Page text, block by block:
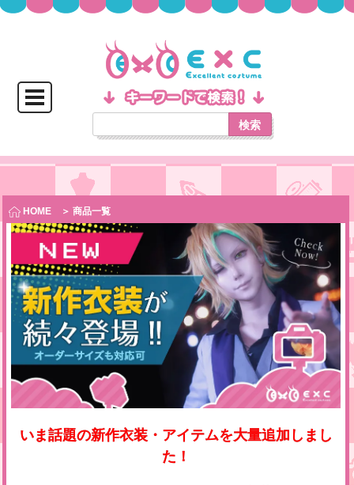
検索
HOME ＞ 商品一覧
いま話題の新作衣装・アイテムを大量追加しまし
た！